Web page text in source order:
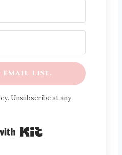
email list.
Unsubscribe at any